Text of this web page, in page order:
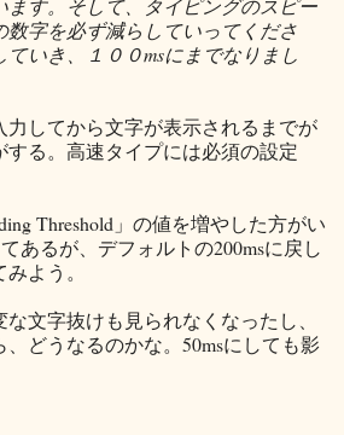
ます。そして、タイピングのスピー
数字を必ず減らしていってくださ
いき、１００msにまでなりまし
力してから文字が表示されるまでが
る。高速タイプには必須の設定
Threshold」の値を増やした方がい
あるが、デフォルトの200msに戻し
よう。
文字抜けも見られなくなったし、
どうなるのかな。50msにしても影